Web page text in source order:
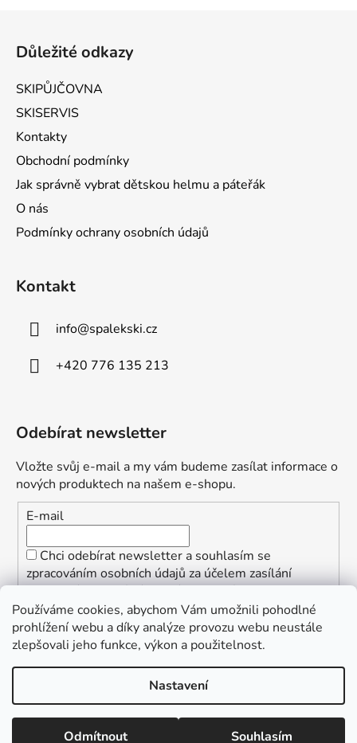
Používáme cookies, abychom Vám umožnili pohodlné
prohlížení webu a díky analýze provozu webu neustále
zlepšovali jeho funkce, výkon a použitelnost.
Nastavení
Odmítnout Souhlasím
Důležité odkazy
SKIPŮJČOVNA
SKISERVIS
Kontakty
Obchodní podmínky
Jak správně vybrat dětskou helmu a páteřák
O nás
Podmínky ochrany osobních údajů
Kontakt
info@spalekski.cz
+420 776 135 213
Odebírat newsletter
Vložte svůj e-mail a my vám budeme zasílat informace o
nových produktech na našem e-shopu.
E-mail
Chci odebírat newsletter a souhlasím se
zpracováním osobních údajů za účelem zasílání
informací o speciálních akcích a slevách.
PŘIHLÁSIT SE
Vytvořil Shoptet
Copyright 2026ŠpalekSki
. Všechna práva vyhrazena.